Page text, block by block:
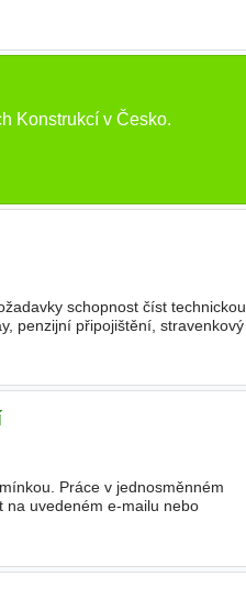
Konstrukcí v Česko.
schopnost číst technickou
penzijní připojištění, stravenkový
Práce v jednosměnném
na uvedeném e-mailu nebo